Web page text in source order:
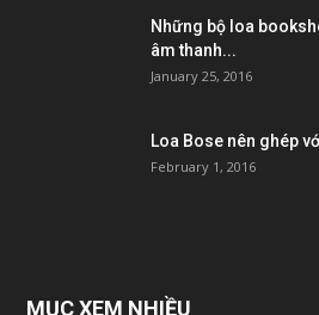
Những bộ loa
âm thanh...
January 25, 2016
Loa Bose nên ghép
February 1, 2016
MỤC XEM NHIỀU